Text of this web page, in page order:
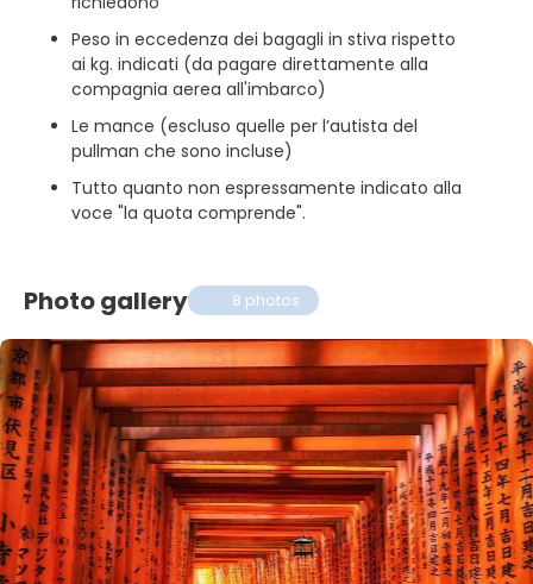
Peso in eccedenza dei bagagli in stiva rispetto
ai kg. indicati (da pagare direttamente alla
compagnia aerea all'imbarco)
Le mance (escluso quelle per l’autista del
pullman che sono incluse)
Tutto quanto non espressamente indicato alla
voce "la quota comprende".
Photo gallery 8 photos